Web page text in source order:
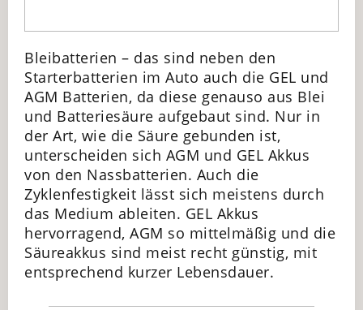
Bleibatterien – das sind neben den
Starterbatterien im Auto auch die GEL und
AGM Batterien, da diese genauso aus Blei
und Batteriesäure aufgebaut sind. Nur in
der Art, wie die Säure gebunden ist,
unterscheiden sich AGM und GEL Akkus
von den Nassbatterien. Auch die
Zyklenfestigkeit lässt sich meistens durch
das Medium ableiten. GEL Akkus
hervorragend, AGM so mittelmäßig und die
Säureakkus sind meist recht günstig, mit
entsprechend kurzer Lebensdauer.